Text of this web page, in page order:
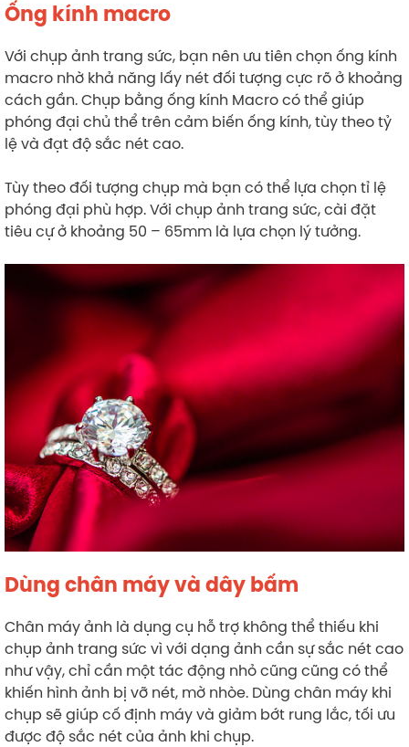
Ống kính macro
Với chụp ảnh trang sức, bạn nên ưu tiên chọn ống kính
macro nhờ khả năng lấy nét đối tượng cực rõ ở khoảng
cách gần. Chụp bằng ống kính Macro có thể giúp
phóng đại chủ thể trên cảm biến ống kính, tùy theo tỷ
lệ và đạt độ sắc nét cao.
Tùy theo đối tượng chụp mà bạn có thể lựa chọn tỉ lệ
phóng đại phù hợp. Với chụp ảnh trang sức, cài đặt
tiêu cự ở khoảng 50 – 65mm là lựa chọn lý tưởng.
Dùng chân máy và dây bấm
Chân máy ảnh là dụng cụ hỗ trợ không thể thiếu khi
chụp ảnh trang sức vì với dạng ảnh cần sự sắc nét cao
như vậy, chỉ cần một tác động nhỏ cũng cũng có thể
khiến hình ảnh bị vỡ nét, mờ nhòe. Dùng chân máy khi
chụp sẽ giúp cố định máy và giảm bớt rung lắc, tối ưu
được độ sắc nét của ảnh khi chụp.